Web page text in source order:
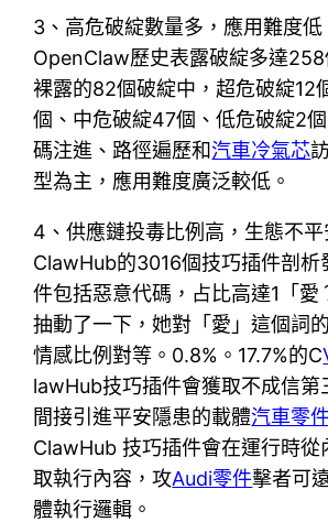
3、高危破綻數量多，應用難度低
OpenClaw歷史表露破綻多達258
裸露的82個破綻中，超危破綻12
個、中危破綻47個、低危破綻2
碼注進、路徑遍歷和汽車冷氣芯
型為主，應用難度廣泛較低。
4、供應鏈投毒比例高，生態不
ClawHub的3016個技巧插件剖
件包括惡意代碼，占比高達1「愛
抽動了一下，她對「愛」這個詞
情感比例對等。0.8%。17.7%的C
lawHub技巧插件會獲取不成信第
間接引進平安隱患的載體汽車零
ClawHub 技巧插件會在運行時從
取執行內容，攻Audi零件擊者可
體執行邏輯。